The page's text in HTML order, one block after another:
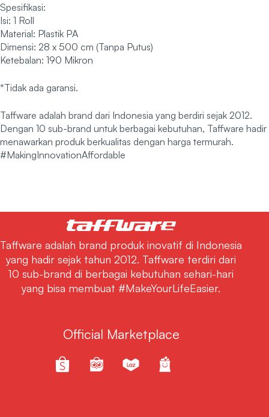
Spesifikasi:
Isi: 1 Roll
Material: Plastik PA
Dimensi: 28 x 500 cm (Tanpa Putus)
Ketebalan: 190 Mikron
*Tidak ada garansi.
Taffware adalah brand dari Indonesia yang berdiri sejak 2012.
Dengan 10 sub-brand untuk berbagai kebutuhan, Taffware hadir
menawarkan produk berkualitas dengan harga termurah.
#MakingInnovationAffordable
Taffware adalah brand produk inovatif di Indonesia
yang hadir sejak tahun 2012. Taffware terdiri dari
10 sub-brand di berbagai kebutuhan sehari-hari
yang bisa membuat #MakeYourLifeEasier.
Official Marketplace